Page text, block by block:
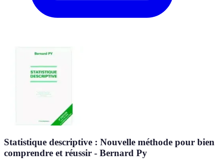
Statistique descriptive : Nouvelle méthode pour bien
comprendre et réussir - Bernard Py